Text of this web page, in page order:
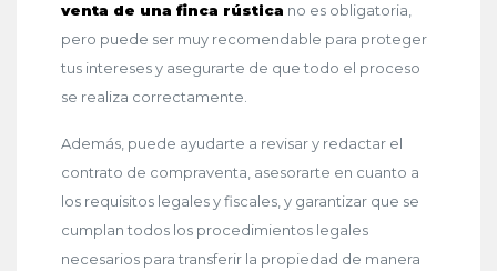
venta de una finca rústica no es obligatoria,
pero puede ser muy recomendable para proteger
tus intereses y asegurarte de que todo el proceso
se realiza correctamente.
Además, puede ayudarte a revisar y redactar el
contrato de compraventa, asesorarte en cuanto a
los requisitos legales y fiscales, y garantizar que se
cumplan todos los procedimientos legales
necesarios para transferir la propiedad de manera